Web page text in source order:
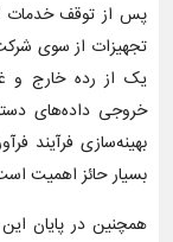
پس از توقف خدمات
تجهیزات از سوی
یک از رده خارج و
بهینه‌سازی فرآیند
بسیار حائز اهمیت
همچنین در پایان